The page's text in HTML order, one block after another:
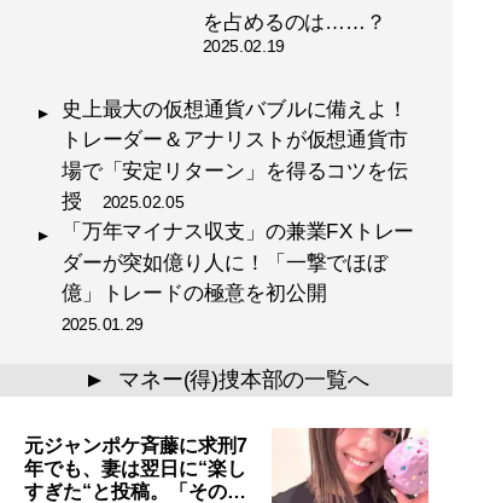
を占めるのは……？
2025.02.19
史上最大の仮想通貨バブルに備えよ！
トレーダー＆アナリストが仮想通貨市
場で「安定リターン」を得るコツを伝
授 2025.02.05
「万年マイナス収支」の兼業FXトレー
ダーが突如億り人に！「一撃でほぼ
億」トレードの極意を初公開
2025.01.29
▲ マネー(得)捜本部の一覧へ
元ジャンポケ斉藤に求刑7
年でも、妻は翌日に“楽し
すぎた“と投稿。「その…